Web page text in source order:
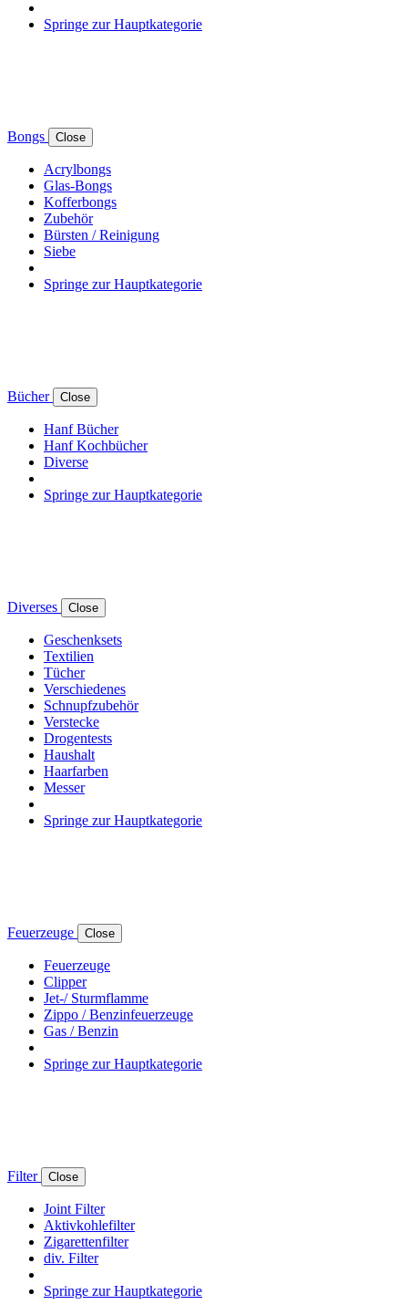
Springe zur Hauptkategorie
Bongs Close
Acrylbongs
Glas-Bongs
Kofferbongs
Zubehör
Bürsten / Reinigung
Siebe
Springe zur Hauptkategorie
Bücher Close
Hanf Bücher
Hanf Kochbücher
Diverse
Springe zur Hauptkategorie
Diverses Close
Geschenksets
Textilien
Tücher
Verschiedenes
Schnupfzubehör
Verstecke
Drogentests
Haushalt
Haarfarben
Messer
Springe zur Hauptkategorie
Feuerzeuge Close
Feuerzeuge
Clipper
Jet-/ Sturmflamme
Zippo / Benzinfeuerzeuge
Gas / Benzin
Springe zur Hauptkategorie
Filter Close
Joint Filter
Aktivkohlefilter
Zigarettenfilter
div. Filter
Springe zur Hauptkategorie